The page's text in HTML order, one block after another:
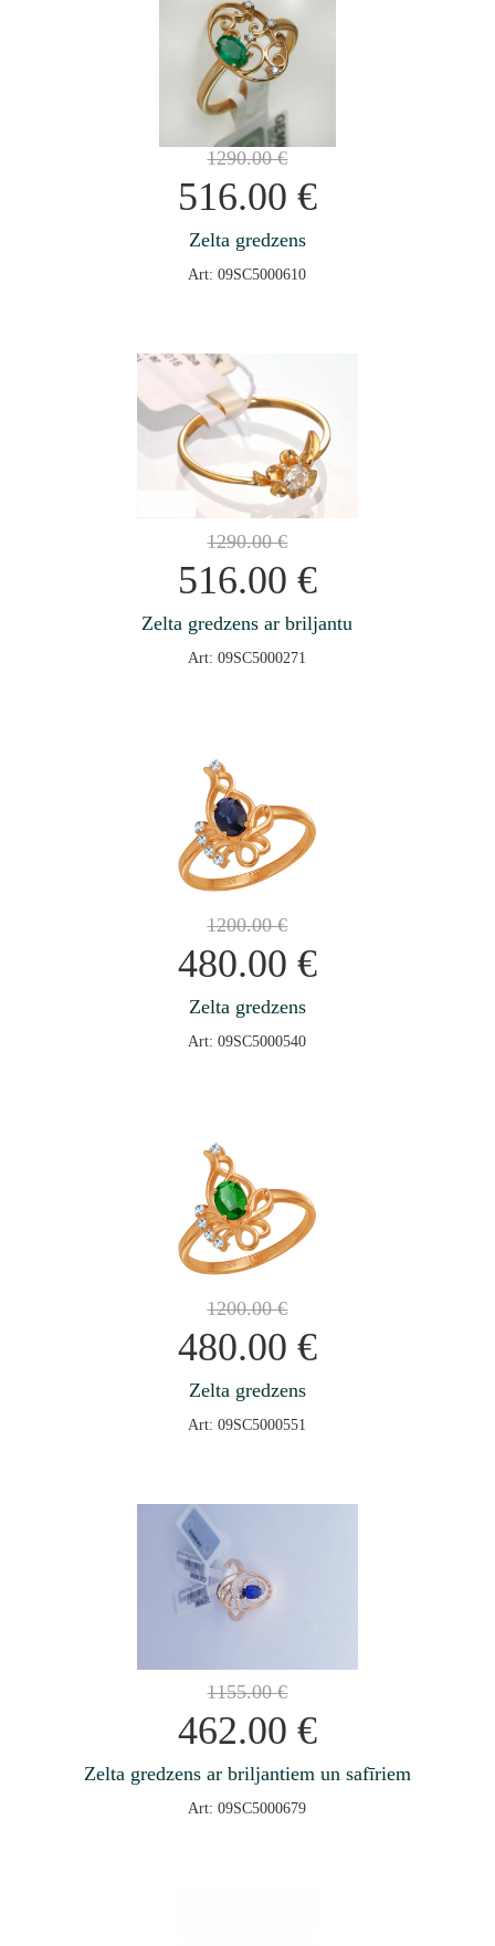
1290.00€
516.00 €
Zelta gredzens
Art: 09SC5000610
1290.00€
516.00 €
Zelta gredzens ar briljantu
Art: 09SC5000271
1200.00€
480.00 €
Zelta gredzens
Art: 09SC5000540
1200.00€
480.00 €
Zelta gredzens
Art: 09SC5000551
1155.00€
462.00 €
Zelta gredzens ar briljantiem un safīriem
Art: 09SC5000679